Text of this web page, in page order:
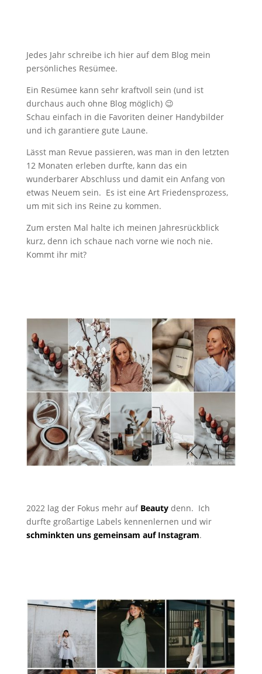
Jedes Jahr schreibe ich hier auf dem Blog mein
persönliches Resümee.
Ein Resümee kann sehr kraftvoll sein (und ist
durchaus auch ohne Blog möglich) 😉
Schau einfach in die Favoriten deiner Handybilder
und ich garantiere gute Laune.
Lässt man Revue passieren, was man in den letzten
12 Monaten erleben durfte, kann das ein
wunderbarer Abschluss und damit ein Anfang von
etwas Neuem sein. Es ist eine Art Friedensprozess,
um mit sich ins Reine zu kommen.
Zum ersten Mal halte ich meinen Jahresrückblick
kurz, denn ich schaue nach vorne wie noch nie.
Kommt ihr mit?
2022 lag der Fokus mehr auf Beauty denn. Ich
durfte großartige Labels kennenlernen und wir
schminkten uns gemeinsam auf Instagram.